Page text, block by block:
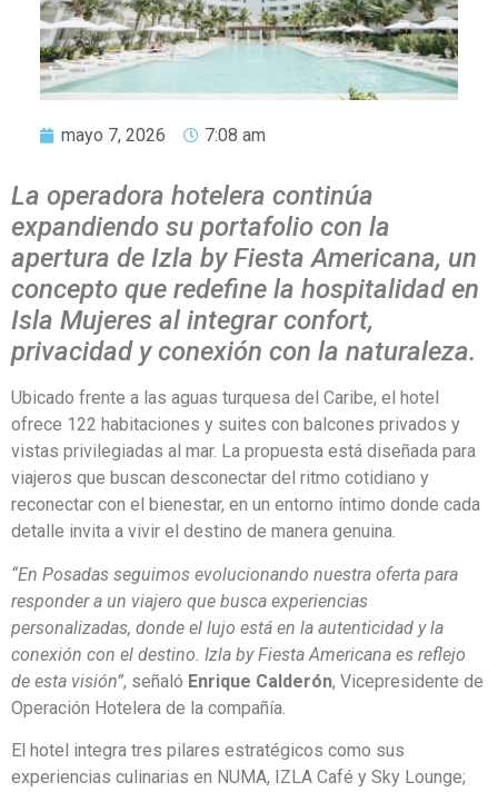
mayo 7, 2026 7:08 am
La operadora hotelera continúa
expandiendo su portafolio con la
apertura de Izla by Fiesta Americana, un
concepto que redefine la hospitalidad en
Isla Mujeres al integrar confort,
privacidad y conexión con la naturaleza.
Ubicado frente a las aguas turquesa del Caribe, el hotel
ofrece 122 habitaciones y suites con balcones privados y
vistas privilegiadas al mar. La propuesta está diseñada para
viajeros que buscan desconectar del ritmo cotidiano y
reconectar con el bienestar, en un entorno íntimo donde cada
detalle invita a vivir el destino de manera genuina.
“En Posadas seguimos evolucionando nuestra oferta para
responder a un viajero que busca experiencias
personalizadas, donde el lujo está en la autenticidad y la
conexión con el destino. Izla by Fiesta Americana es reflejo
de esta visión”, señaló Enrique Calderón, Vicepresidente de
Operación Hotelera de la compañía.
El hotel integra tres pilares estratégicos como sus
experiencias culinarias en NUMA, IZLA Café y Sky Lounge;